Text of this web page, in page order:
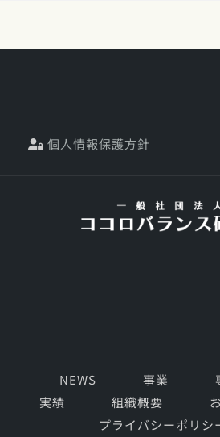
個人情報保護方針
NEWS 事業
実績
組織概要
プライバシーポリシ